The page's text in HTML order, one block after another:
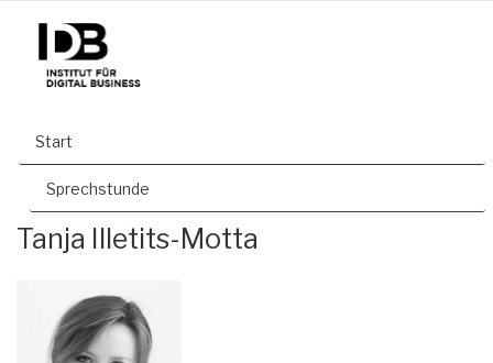
Start
Sprechstunde
Tanja Illetits-Motta